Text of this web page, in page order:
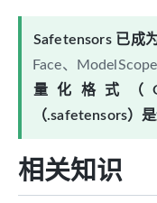
Safetensors 已成
Face、
量化格式（
（.safetensors）
相关知识